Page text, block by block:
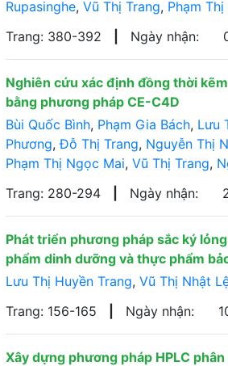
Rupasinghe, Vũ Thị Trang, Phạm
Trang: 380-392
Ngày nhận:
Nghiên cứu xác định đồng thời
bằng phương pháp CE-C4D
Bùi Quốc Bình, Phạm Gia Bách, Lưu
Phương,Đỗ Thị Trang, Nguyễn Thị
Phạm Thị Ngọc Mai, Vũ Thị Trang,
Trang: 280-294
Ngày nhận:
Phát triển phương pháp sắc ký
phẩm dinh dưỡng và thực phẩm
Lưu Thị Huyền Trang, Vũ Thị Nhật
Trang: 156-165
Ngày nhận:
Xây dựng phương pháp HPLC